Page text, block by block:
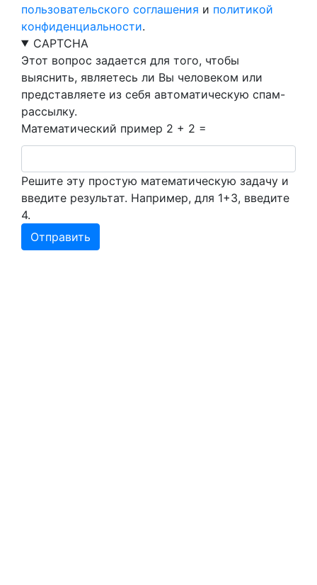
пользовательского соглашения и политикой
конфиденциальности.
CAPTCHA
Этот вопрос задается для того, чтобы
выяснить, являетесь ли Вы человеком или
представляете из себя автоматическую спам-
рассылку.
Математический пример 2 + 2 =
Решите эту простую математическую задачу и
введите результат. Например, для 1+3, введите
4.